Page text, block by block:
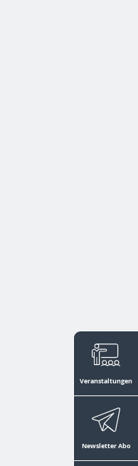
Veranstaltungen
Newsletter Abo